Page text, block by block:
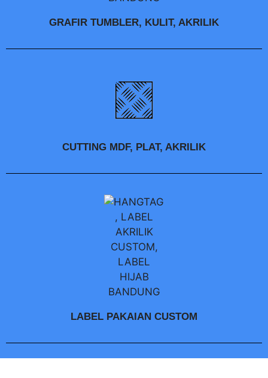
GRAFIR TUMBLER, KULIT, AKRILIK
CUTTING MDF, PLAT, AKRILIK
LABEL PAKAIAN CUSTOM